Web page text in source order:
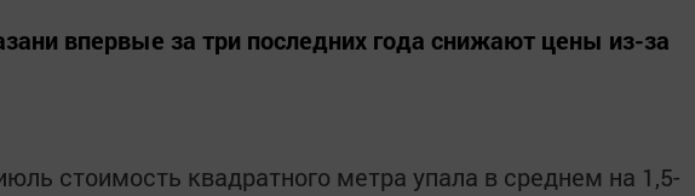
впервые за три последних года снижают цены из-за
стоимость квадратного метра упала в среднем на 1,5-